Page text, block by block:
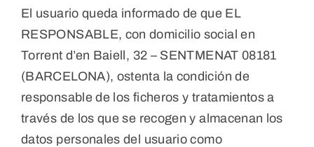
El usuario queda informado de que EL
RESPONSABLE, con domicilio social en
Torrent d’en Baiell, 32 – SENTMENAT 08181
(BARCELONA), ostenta la condición de
responsable de los ficheros y tratamientos a
través de los que se recogen y almacenan los
datos personales del usuario como